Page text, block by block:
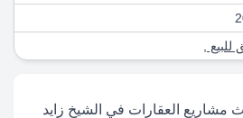
مشاريع العقارات في الشيخ زايد